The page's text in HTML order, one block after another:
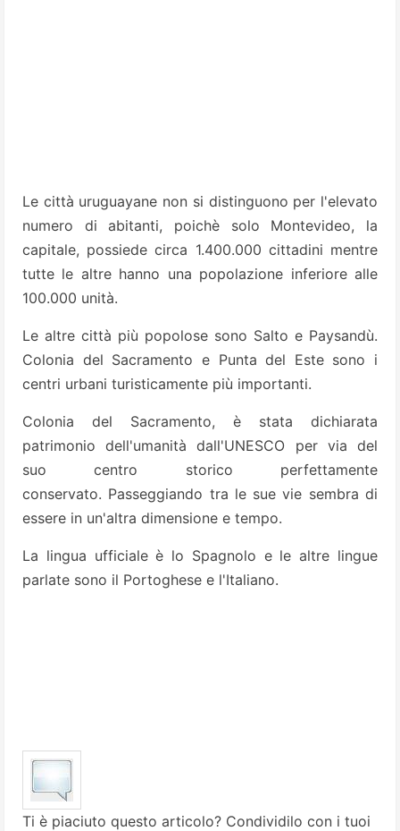
Le città uruguayane non si distinguono per l'elevato
numero di abitanti, poichè solo Montevideo, la
capitale, possiede circa 1.400.000 cittadini mentre
tutte le altre hanno una popolazione inferiore alle
100.000 unità.
Le altre città più popolose sono Salto e Paysandù.
Colonia del Sacramento e Punta del Este sono i
centri urbani turisticamente più importanti.
Colonia del Sacramento, è stata dichiarata
patrimonio dell'umanità dall'UNESCO per via del
suo centro storico perfettamente
conservato. Passeggiando tra le sue vie sembra di
essere in un'altra dimensione e tempo.
La lingua ufficiale è lo Spagnolo e le altre lingue
parlate sono il Portoghese e l'Italiano.
Ti è piaciuto questo articolo? Condividilo con i tuoi